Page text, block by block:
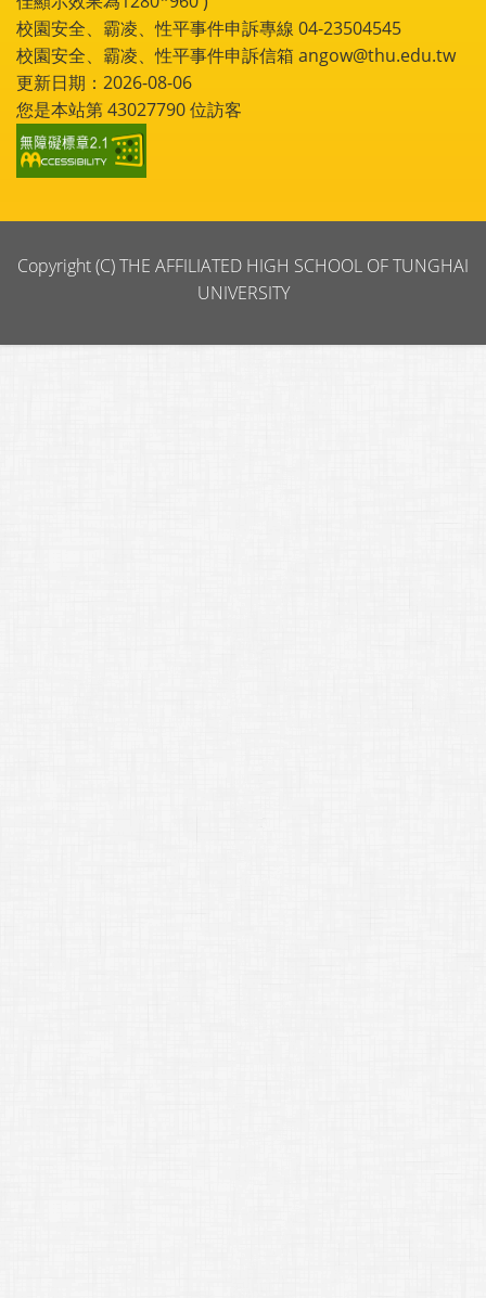
校園安全、霸凌、性平事件申訴專線 04-23504545
校園安全、霸凌、性平事件申訴信箱 angow@thu.edu.tw
更新日期：2026-08-06
您是本站第43027790位訪客
Copyright (C) THE AFFILIATED HIGH SCHOOL OF TUNGHAI
UNIVERSITY